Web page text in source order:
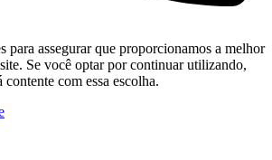
para assegurar que proporcionamos a melhor
Se você optar por continuar utilizando,
contente com essa escolha.